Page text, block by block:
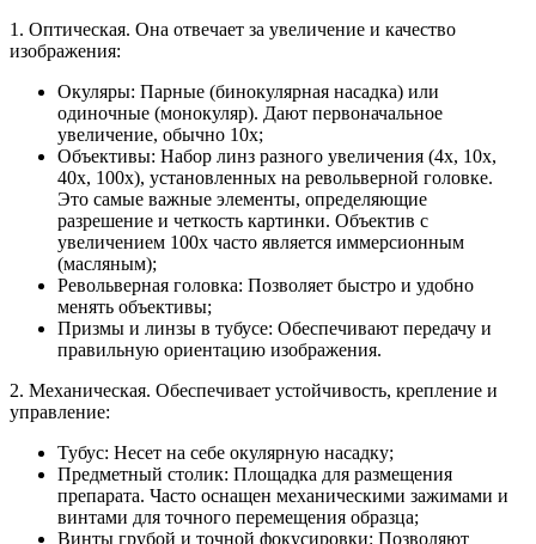
1. Оптическая. Она отвечает за увеличение и качество
изображения:
Окуляры: Парные (бинокулярная насадка) или
одиночные (монокуляр). Дают первоначальное
увеличение, обычно 10х;
Объективы: Набор линз разного увеличения (4х, 10х,
40х, 100х), установленных на револьверной головке.
Это самые важные элементы, определяющие
разрешение и четкость картинки. Объектив с
увеличением 100х часто является иммерсионным
(масляным);
Револьверная головка: Позволяет быстро и удобно
менять объективы;
Призмы и линзы в тубусе: Обеспечивают передачу и
правильную ориентацию изображения.
2. Механическая. Обеспечивает устойчивость, крепление и
управление:
Тубус: Несет на себе окулярную насадку;
Предметный столик: Площадка для размещения
препарата. Часто оснащен механическими зажимами и
винтами для точного перемещения образца;
Винты грубой и точной фокусировки: Позволяют